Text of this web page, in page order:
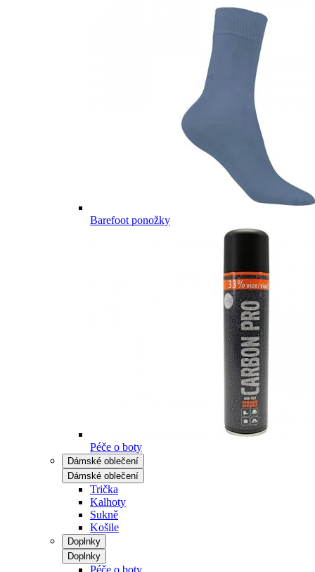
Barefoot ponožky
Péče o boty
Dámské oblečení
Dámské oblečení
Trička
Kalhoty
Sukně
Košile
Doplnky
Doplnky
Péče o boty